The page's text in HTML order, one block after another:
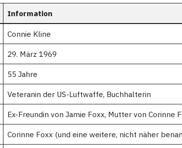
Information
Connie Kline
29. März 1969
55 Jahre
Veteranin der US-Luftwaffe, Buchhalterin
Ex-Freundin von Jamie Foxx, Mutter von Corinne
Corinne Foxx (und eine weitere, nicht näher